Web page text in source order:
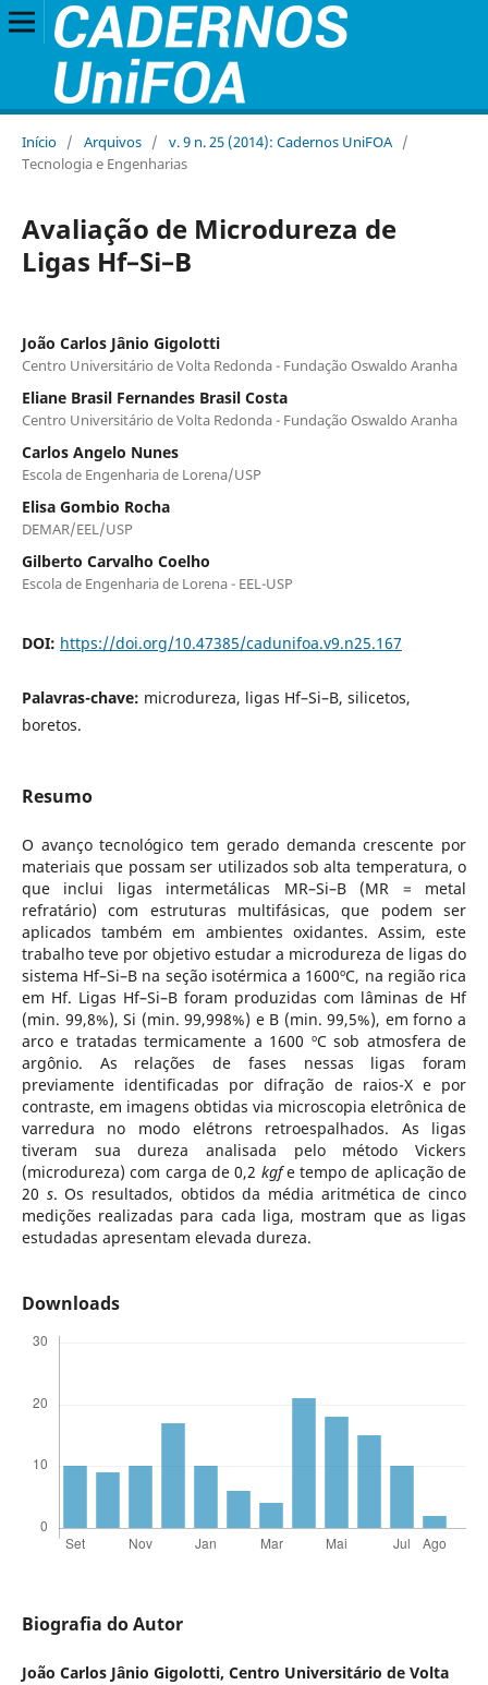
Início / Arquivos / v. 9 n. 25 (2014): Cadernos UniFOA /
Tecnologia e Engenharias
Avaliação de Microdureza de
Ligas Hf–Si–B
João Carlos Jânio Gigolotti
Centro Universitário de Volta Redonda - Fundação Oswaldo Aranha
Eliane Brasil Fernandes Brasil Costa
Centro Universitário de Volta Redonda - Fundação Oswaldo Aranha
Carlos Angelo Nunes
Escola de Engenharia de Lorena/USP
Elisa Gombio Rocha
DEMAR/EEL/USP
Gilberto Carvalho Coelho
Escola de Engenharia de Lorena - EEL-USP
DOI: https://doi.org/10.47385/cadunifoa.v9.n25.167
Palavras-chave: microdureza, ligas Hf–Si–B, silicetos,
boretos.
Resumo
O avanço tecnológico tem gerado demanda crescente por
materiais que possam ser utilizados sob alta temperatura, o
que inclui ligas intermetálicas MR–Si–B (MR = metal
refratário) com estruturas multifásicas, que podem ser
aplicados também em ambientes oxidantes. Assim, este
trabalho teve por objetivo estudar a microdureza de ligas do
sistema Hf–Si–B na seção isotérmica a 1600ºC, na região rica
em Hf. Ligas Hf–Si–B foram produzidas com lâminas de Hf
(min. 99,8%), Si (min. 99,998%) e B (min. 99,5%), em forno a
arco e tratadas termicamente a 1600 ºC sob atmosfera de
argônio. As relações de fases nessas ligas foram
previamente identificadas por difração de raios-X e por
contraste, em imagens obtidas via microscopia eletrônica de
varredura no modo elétrons retroespalhados. As ligas
tiveram sua dureza analisada pelo método Vickers
(microdureza) com carga de 0,2 kgfe tempo de aplicação de
20 s. Os resultados, obtidos da média aritmética de cinco
medições realizadas para cada liga, mostram que as ligas
estudadas apresentam elevada dureza.
Downloads
Biografia do Autor
João Carlos Jânio Gigolotti, Centro Universitário de Volta